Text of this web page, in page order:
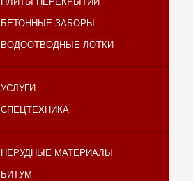
БЕТОННЫЕ ЗАБОРЫ
ВОДООТВОДНЫЕ ЛОТКИ
УСЛУГИ
СПЕЦТЕХНИКА
НЕРУДНЫЕ МАТЕРИАЛЫ
БИТУМ